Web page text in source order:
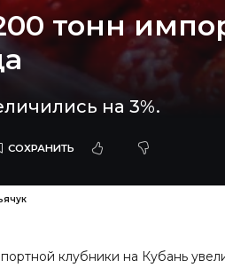
тонн
на 3%.
клубники на Кубань